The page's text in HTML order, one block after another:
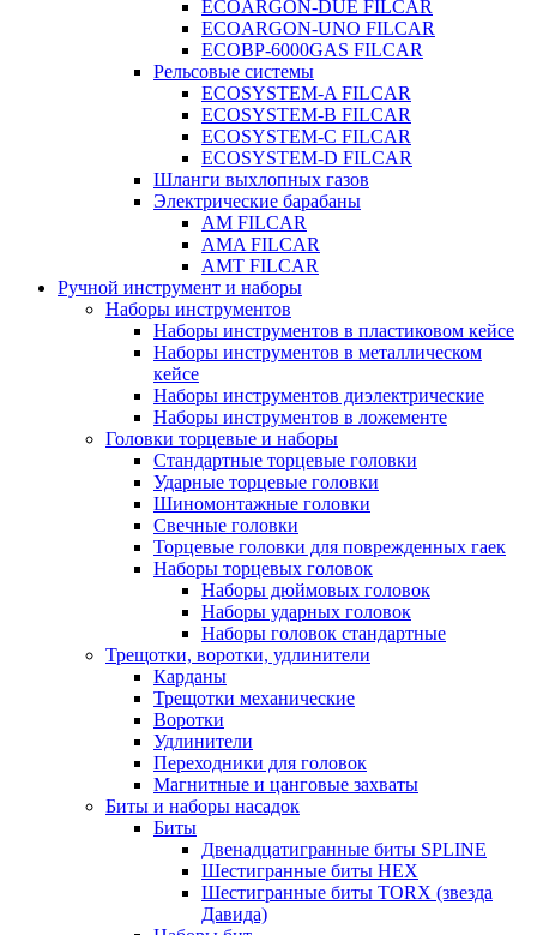
ECOARGON-DUE FILCAR
ECOARGON-UNO FILCAR
ECOBP-6000GAS FILCAR
Рельсовые системы
ECOSYSTEM-A FILCAR
ECOSYSTEM-B FILCAR
ECOSYSTEM-C FILCAR
ECOSYSTEM-D FILCAR
Шланги выхлопных газов
Электрические барабаны
AM FILCAR
AMA FILCAR
AMT FILCAR
Ручной инструмент и наборы
Наборы инструментов
Наборы инструментов в пластиковом кейсе
Наборы инструментов в металлическом
кейсе
Наборы инструментов диэлектрические
Наборы инструментов в ложементе
Головки торцевые и наборы
Стандартные торцевые головки
Ударные торцевые головки
Шиномонтажные головки
Свечные головки
Торцевые головки для поврежденных гаек
Наборы торцевых головок
Наборы дюймовых головок
Наборы ударных головок
Наборы головок стандартные
Трещотки, воротки, удлинители
Карданы
Трещотки механические
Воротки
Удлинители
Переходники для головок
Магнитные и цанговые захваты
Биты и наборы насадок
Биты
Двенадцатигранные биты SPLINE
Шестигранные биты HEX
Шестигранные биты TORX (звезда
Давида)